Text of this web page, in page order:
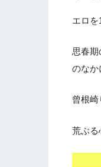
エロを
思春
のなか
曾根
荒ぶる